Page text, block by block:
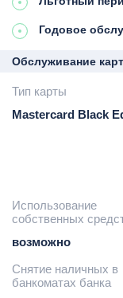
Годовое
Обслуживание
Тип карты
Mastercard Black
Использование
собственных
возможно
Снятие наличных в
банкоматах банка